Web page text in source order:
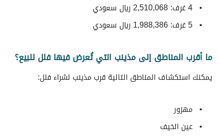
4 غرف: 2,510,068 ريال سعودي
5 غرف: 1,988,386 ريال سعودي
ما أقرب المناطق إلى مذينب التي تُعرض فيها فلل للبيع؟
يمكنك استكشاف المناطق التالية قرب مذينب لشراء فلل:
مهزور
عين الخيف